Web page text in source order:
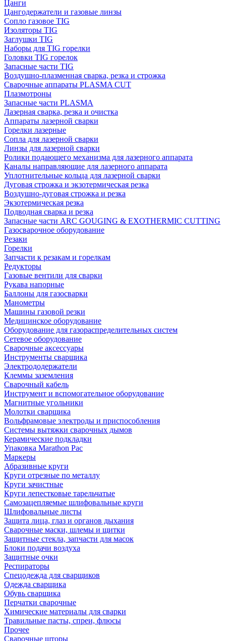
Цанги
Цангодержатели и газовые линзы
Сопло газовое TIG
Изоляторы TIG
Заглушки TIG
Наборы для TIG горелки
Головки TIG горелок
Запасные части TIG
Воздушно-плазменная сварка, резка и строжка
Сварочные аппараты PLASMA CUT
Плазмотроны
Запасные части PLASMA
Лазерная сварка, резка и очистка
Аппараты лазерной сварки
Горелки лазерные
Сопла для лазерной сварки
Линзы для лазерной сварки
Ролики подающего механизма для лазерного аппарата
Каналы направляющие для лазерного аппарата
Уплотнительные кольца для лазерной сварки
Дуговая строжка и экзотермическая резка
Воздушно-дуговая строжка и резка
Экзотермическая резка
Подводная сварка и резка
Запасные части ARC GOUGING & EXOTHERMIC CUTTING
Газосварочное оборудование
Резаки
Горелки
Запчасти к резакам и горелкам
Редукторы
Газовые вентили для сварки
Рукава напорные
Баллоны для газосварки
Манометры
Машины газовой резки
Медицинское оборудование
Оборудование для газораспределительных систем
Сетевое оборудование
Сварочные аксессуары
Инструменты сварщика
Электрододержатели
Клеммы заземления
Сварочный кабель
Инструмент и вспомогательное оборудование
Магнитные угольники
Молотки сварщика
Вольфрамовые электроды и приспособления
Системы вытяжки сварочных дымов
Керамические подкладки
Упаковка Marathon Pac
Маркеры
Абразивные круги
Круги отрезные по металлу
Круги зачистные
Круги лепестковые тарельчатые
Самозацепляемые шлифовальные круги
Шлифовальные листы
Защита лица, глаз и органов дыхания
Сварочные маски, шлемы и щитки
Защитные стекла, запчасти для масок
Блоки подачи воздуха
Защитные очки
Респираторы
Спецодежда для сварщиков
Одежда сварщика
Обувь сварщика
Перчатки сварочные
Химические материалы для сварки
Травильные пасты, спреи, флюсы
Прочее
Сварочные шторы